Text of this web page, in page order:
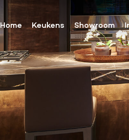
Home Keukens
Onze collectie
Keukenmerken
Keukenfronten
Aanrechtbladen
Keukenapparatuur
Keukenaccessoires
Keukenrenovatie
Showroom